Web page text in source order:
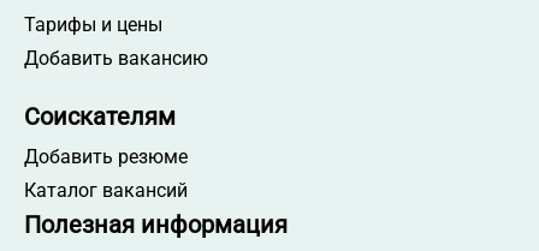
Тарифы и цены
Добавить вакансию
Соискателям
Добавить резюме
Каталог вакансий
Полезная информация